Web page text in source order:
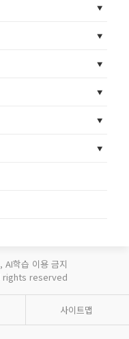
AI학습 이용 금지
rights reserved
사이트맵